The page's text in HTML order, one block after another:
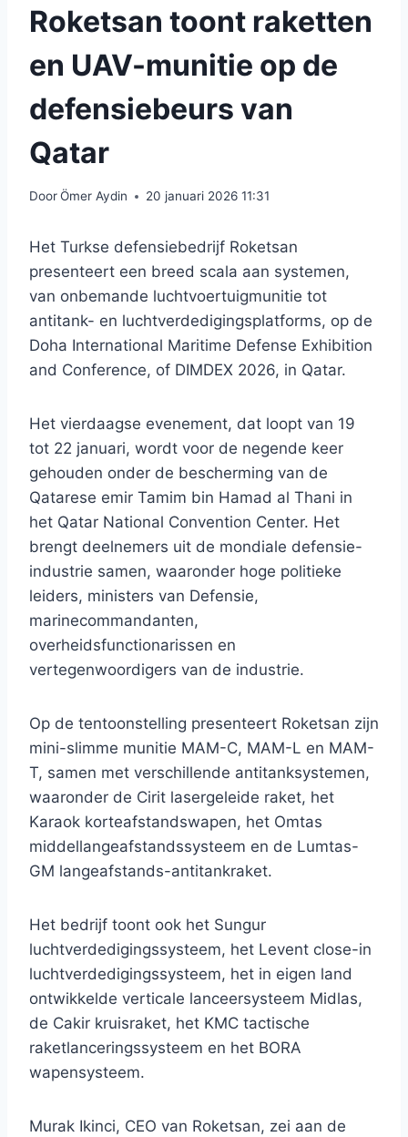
Roketsan toont raketten
en UAV-munitie op de
defensiebeurs van
Qatar
DoorÖmer Aydin 20 januari 2026 11:31
Het Turkse defensiebedrijf Roketsan
presenteert een breed scala aan systemen,
van onbemande luchtvoertuigmunitie tot
antitank- en luchtverdedigingsplatforms, op de
Doha International Maritime Defense Exhibition
and Conference, of DIMDEX 2026, in Qatar.
Het vierdaagse evenement, dat loopt van 19
tot 22 januari, wordt voor de negende keer
gehouden onder de bescherming van de
Qatarese emir Tamim bin Hamad al Thani in
het Qatar National Convention Center. Het
brengt deelnemers uit de mondiale defensie-
industrie samen, waaronder hoge politieke
leiders, ministers van Defensie,
marinecommandanten,
overheidsfunctionarissen en
vertegenwoordigers van de industrie.
Op de tentoonstelling presenteert Roketsan zijn
mini-slimme munitie MAM-C, MAM-L en MAM-
T, samen met verschillende antitanksystemen,
waaronder de Cirit lasergeleide raket, het
Karaok korteafstandswapen, het Omtas
middellangeafstandssysteem en de Lumtas-
GM langeafstands-antitankraket.
Het bedrijf toont ook het Sungur
luchtverdedigingssysteem, het Levent close-in
luchtverdedigingssysteem, het in eigen land
ontwikkelde verticale lanceersysteem Midlas,
de Cakir kruisraket, het KMC tactische
raketlanceringssysteem en het BORA
wapensysteem.
Murak Ikinci, CEO van Roketsan, zei aan de